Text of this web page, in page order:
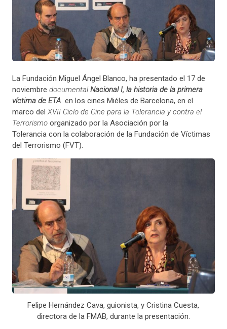
La Fundación Miguel Ángel Blanco, ha presentado el 17 de
noviembre documentalNacional I, la historia de la primera
víctima de ETAen los cines Miéles de Barcelona, en el
marco del XVII Ciclo de Cine para la Tolerancia y contra el
Terrorismoorganizado por la Asociación por la
Tolerancia con la colaboración de la Fundación de Víctimas
del Terrorismo (FVT).
Felipe Hernández Cava, guionista, y Cristina Cuesta,
directora de la FMAB, durante la presentación.